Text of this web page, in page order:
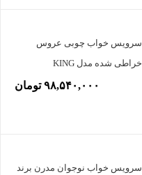
سرویس خواب چوبی عروس
خراطی شده مدل KING
۹۸,۵۴۰,۰۰۰ تومان
سرویس خواب نوجوان مدرن برند